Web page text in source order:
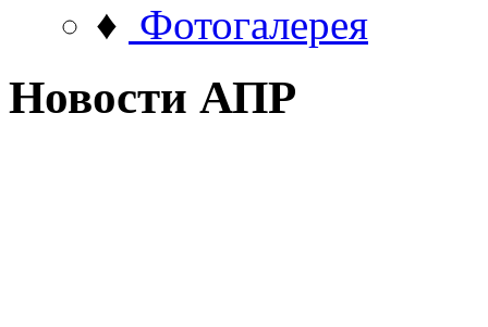
♦ Фотогалерея
Новости АПР